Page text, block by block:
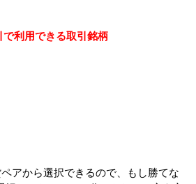
で利用できる取引銘柄
アから選択できるので、もし勝てな